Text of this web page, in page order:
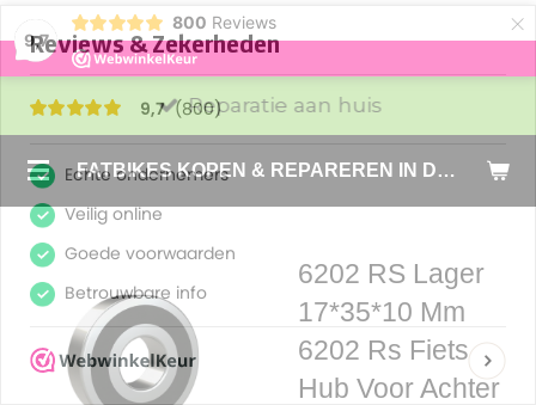
9,7
800 Reviews ×
Reparatie aan huis
6202 RS Lager
17*35*10 Mm
6202 Rs Fiets
Hub Voor Achter